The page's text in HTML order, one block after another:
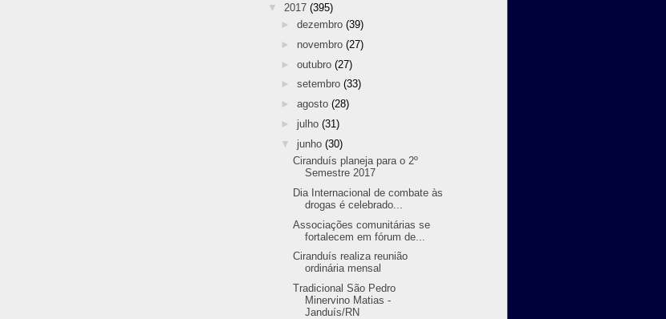
▼ 2017 (395)
► dezembro (39)
► novembro (27)
► outubro (27)
► setembro (33)
► agosto (28)
► julho (31)
▼ junho (30)
Ciranduís planeja para o 2º
Semestre 2017
Dia Internacional de combate às
drogas é celebrado...
Associações comunitárias se
fortalecem em fórum de...
Ciranduís realiza reunião
ordinária mensal
Tradicional São Pedro
Minervino Matias -
Janduís/RN